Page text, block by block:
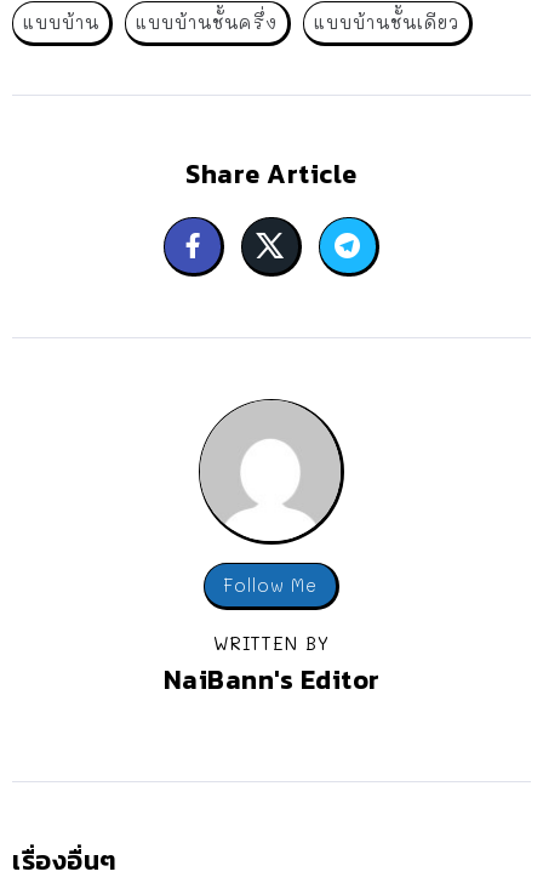
แบบบ้าน แบบบ้านชั้นครึ่ง แบบบ้านชั้นเดียว
Share Article
Follow Me
WRITTEN BY
NaiBann's Editor
เรื่องอื่นๆ